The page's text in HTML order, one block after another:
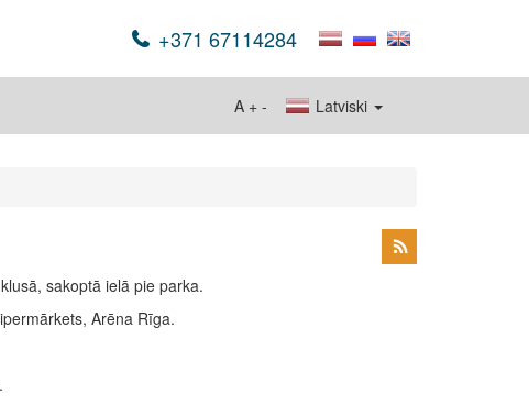
+371 67114284
Latviski
A + -
sakoptā ielā pie parka.
Arēna Rīga.